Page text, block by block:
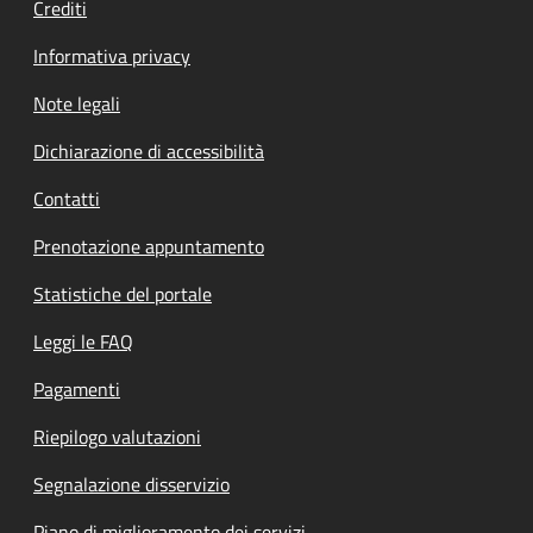
Crediti
Informativa privacy
Note legali
Dichiarazione di accessibilità
Contatti
Prenotazione appuntamento
Statistiche del portale
Leggi le FAQ
Pagamenti
Riepilogo valutazioni
Segnalazione disservizio